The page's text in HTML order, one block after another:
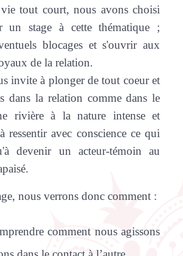
tout court, nous avons choisi
un stage à cette thématique ;
blocages et s'ouvrir aux
de la relation.
invite à plonger de tout coeur et
dans la relation comme dans le
rivière à la nature intense et
ressentir avec conscience ce qui
devenir un acteur-témoin au
nous verrons donc comment :
comment nous agissons